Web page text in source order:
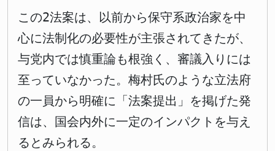
この2法案は、以前から保守系政治家を中
心に法制化の必要性が主張されてきたが、
与党内では慎重論も根強く、審議入りには
至っていなかった。梅村氏のような立法府
の一員から明確に「法案提出」を掲げた発
信は、国会内外に一定のインパクトを与え
るとみられる。